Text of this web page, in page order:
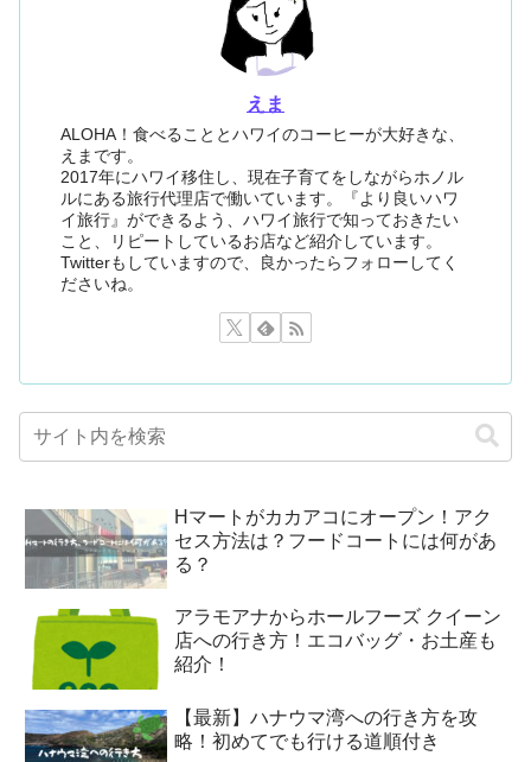
えま
ALOHA！食べることとハワイのコーヒーが大好きな、
えまです。
2017年にハワイ移住し、現在子育てをしながらホノル
ルにある旅行代理店で働いています。『より良いハワ
イ旅行』ができるよう、ハワイ旅行で知っておきたい
こと、リピートしているお店など紹介しています。
Twitterもしていますので、良かったらフォローしてく
ださいね。
Hマートがカカアコにオープン！アク
セス方法は？フードコートには何があ
る？
アラモアナからホールフーズ クイーン
店への行き方！エコバッグ・お土産も
紹介！
【最新】ハナウマ湾への行き方を攻
略！初めてでも行ける道順付き